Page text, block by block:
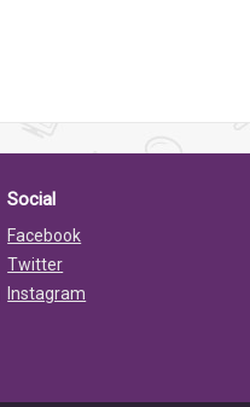
Social
Facebook
Twitter
Instagram